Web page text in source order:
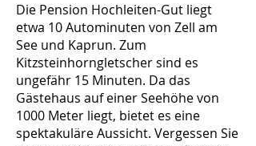
Die Pension Hochleiten-Gut liegt
etwa 10 Autominuten von Zell am
See und Kaprun. Zum
Kitzsteinhorngletscher sind es
ungefähr 15 Minuten. Da das
Gästehaus auf einer Seehöhe von
1000 Meter liegt, bietet es eine
spektakuläre Aussicht. Vergessen Sie